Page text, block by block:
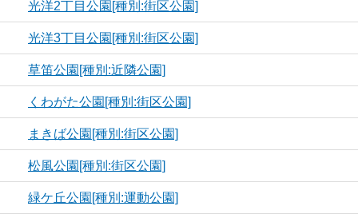
光洋2丁目公園[種別:街区公園]
光洋3丁目公園[種別:街区公園]
草笛公園[種別:近隣公園]
くわがた公園[種別:街区公園]
まきば公園[種別:街区公園]
松風公園[種別:街区公園]
緑ケ丘公園[種別:運動公園]